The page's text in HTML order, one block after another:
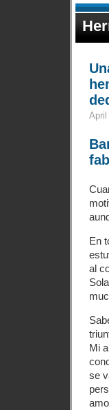
April
En
al
Mi
se